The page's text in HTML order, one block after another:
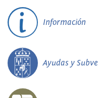
Información
Ayudas y